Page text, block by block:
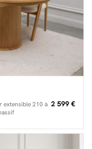
extensible 210 à 2 599 €